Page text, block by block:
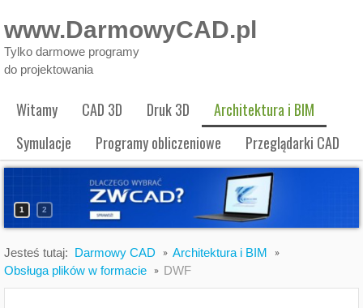
www.DarmowyCAD.pl
Tylko darmowe programy
do projektowania
Witamy CAD 3D Druk 3D
Architektura i BIM
Symulacje
Programy obliczeniowe Przeglądarki CAD
1 2
Jesteś tutaj: Darmowy CAD
Architektura i BIM
Obsługa plików w formacie
DWF